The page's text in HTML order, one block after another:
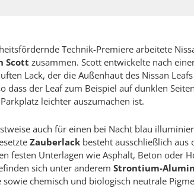
Technik-Premiere arbeitete
Scott zusammen. Scott entwickelte nach
Lack, der die Außenhaut des Nissan
dass der Leaf zum Beispiel auf dunklen
leichter auszumachen ist.
auch für einen bei Nacht blau
Zauberlack besteht ausschließlich
festen Unterlagen wie Asphalt, Beton oder
sich unter anderem Strontium-
sowie chemisch und biologisch neutrale